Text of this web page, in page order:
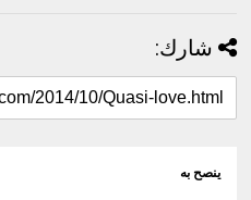
شارك:
ينصح به